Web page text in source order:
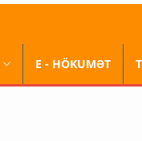
E - HÖKUMƏT